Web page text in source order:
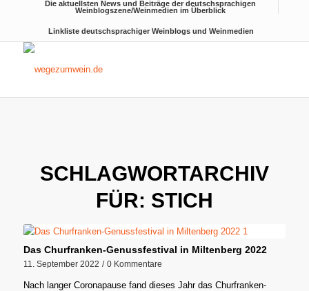
Die aktuellsten News und Beiträge der deutschsprachigen
Weinblogszene/Weinmedien im Überblick
Linkliste deutschsprachiger Weinblogs und Weinmedien
SCHLAGWORTARCHIV
FÜR: STICH
Das Churfranken-Genussfestival in Miltenberg 2022
11. September 2022 / 0 Kommentare
Nach langer Coronapause fand dieses Jahr das Churfranken-